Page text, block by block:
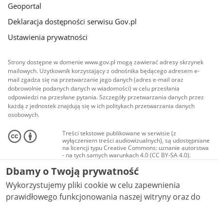
Geoportal
Deklaracja dostępności serwisu Gov.pl
Ustawienia prywatności
Strony dostępne w domenie www.gov.pl mogą zawierać adresy skrzynek
mailowych. Użytkownik korzystający z odnośnika będącego adresem e-
mail zgadza się na przetwarzanie jego danych (adres e-mail oraz
dobrowolnie podanych danych w wiadomości) w celu przesłania
odpowiedzi na przesłane pytania. Szczegóły przetwarzania danych przez
każdą z jednostek znajdują się w ich politykach przetwarzania danych
osobowych.
Treści tekstowe publikowane w serwisie (z
wyłączeniem treści audiowizualnych), są udostępniane
na licencji typu Creative Commons: uznanie autorstwa
- na tych samych warunkach 4.0 (CC BY-SA 4.0).
Materiały audiowizualne, w tym zdjęcia, materiały
audio i wideo, są udostępniane na licencji typu
Creative Commons: uznanie autorstwa użycie
niekomercyjne - bez utworów zależnych 4.0 (CC BY-
NC-ND 4.0), o ile nie jest to stwierdzone inaczej.
Dbamy o Twoją prywatność
Wykorzystujemy pliki cookie w celu zapewnienia
prawidłowego funkcjonowania naszej witryny oraz do